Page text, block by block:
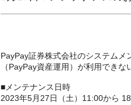
PayPay証券株式会社のシステムメ
（PayPay資産運用）が利用できな
■メンテナンス日時
2023年5月27日（土）11:00から